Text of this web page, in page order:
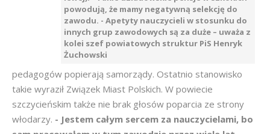
powodują, że mamy negatywną selekcję do
zawodu. - Apetyty nauczycieli w stosunku do
innych grup zawodowych są za duże – uważa z
kolei szef powiatowych struktur PiS Henryk
Żuchowski
pedagogów popierają samorządy. Ostatnio stanowisko
takie wyraził Związek Miast Polskich. W powiecie
szczycieńskim także nie brak głosów poparcia ze strony
włodarzy. - Jestem całym sercem za nauczycielami, bo